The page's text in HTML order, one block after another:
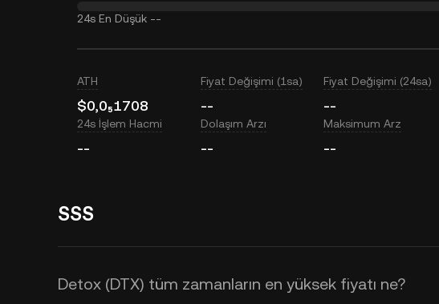
24s En Düşük --
ATH
$0,0₅1708
Fiyat Değişimi (1sa)
--
Fiyat Değişimi (24sa)
--
24s İşlem Hacmi
--
Dolaşım Arzı
--
Maksimum Arz
--
SSS
Detox (DTX) tüm zamanların en yüksek fiyatı ne?